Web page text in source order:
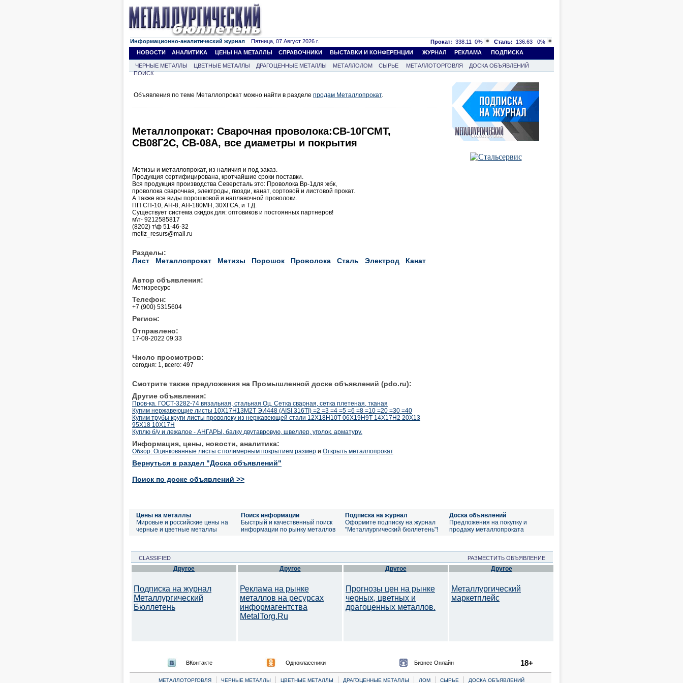
Информационно-аналитический журнал Пятница, 07 Август 2026 г. Прокат: 338.11 0% Сталь: 136.63
0%
НОВОСТИ
АНАЛИТИКА ЦЕНЫ НА МЕТАЛЛЫ СПРАВОЧНИКИ ВЫСТАВКИ И КОНФЕРЕНЦИИ ЖУРНАЛ РЕКЛАМА ПОДПИСКА
ЧЕРНЫЕ МЕТАЛЛЫ ЦВЕТНЫЕ МЕТАЛЛЫ ДРАГОЦЕННЫЕ МЕТАЛЛЫ МЕТАЛЛОЛОМ СЫРЬЕ МЕТАЛЛОТОРГОВЛЯ
ДОСКА ОБЪЯВЛЕНИЙ
ПОИСК
Объявления по теме Металлопрокат можно найти в разделе продам Металлопрокат.
Металлопрокат: Cварочная проволока:СВ-10ГСМТ,
СВ08Г2С, СВ-08А, все диаметры и покрытия
Метизы и металлопрокат, из наличия и под заказ.
Продукция сертифицирована, кротчайшие сроки поставки.
Вся продукция производства Северсталь это: Проволока Вр-1для жбк,
проволока сварочная, электроды, гвозди, канат, сортовой и листовой прокат.
А также все виды порошковой и наплавочной проволоки.
ПП СП-10, АН-8, АН-180МН, 30ХГСА, и Т.Д.
Существует система скидок для: оптовиков и постоянных партнеров!
м\т- 9212585817
(8202) т\ф 51-46-32
metiz_resurs@mail.ru
Разделы:
Лист
Металлопрокат Метизы Порошок Проволока Сталь Электрод Канат
Автор объявления:
Метизресурс
Телефон:
+7 (900) 5315604
Регион:
Отправлено:
17-08-2022 09:33
Число просмотров:
сегодня: 1, всего: 497
Смотрите также предложения на Промышленной доске объявлений (pdo.ru):
Другие объявления:
Пров-ка. ГОСТ-3282-74 вязальная, стальная Оц. Сетка сварная, сетка плетеная, тканая
Купим нержавеющие листы 10Х17Н13М2Т ЭИ448 (AISI 316TI) =2 =3 =4 =5 =6 =8 =10 =20 =30 =40
Купим трубы круги листы проволоку из нержавеющей стали 12Х18Н10Т 06Х19Н9Т 14Х17Н2 20Х13
95Х18 10Х17Н
Куплю б/у и лежалое - АНГАРЫ, балку двутавровую, швеллер, уголок, арматуру.
Информация, цены, новости, аналитика:
Обзор: Оцинкованные листы с полимерным покрытием размер и Открыть металлопрокат
Вернуться в раздел "Доска объявлений"
Поиск по доске объявлений >>
Цены на металлы
Мировые и российские цены на
черные и цветные металлы
Поиск информации
Быстрый и качественный поиск
информации по рынку металлов
Подписка на журнал
Оформите подписку на журнал
"Металлургический бюллетень"!
Доска объявлений
Предложения на покупку и
продажу металлопроката
CLASSIFIED РАЗМЕСТИТЬ ОБЪЯВЛЕНИЕ
Другое
Подписка на журнал
Металлургический
Бюллетень
Другое
Реклама на рынке
металлов на ресурсах
информагентства
MetalTorg.Ru
Другое
Прогнозы цен на рынке
черных, цветных и
драгоценных металлов.
Другое
Металлургический
маркетплейс
ВКонтакте Одноклассники Бизнес Онлайн 18+
МЕТАЛЛОТОРГОВЛЯ | ЧЕРНЫЕ МЕТАЛЛЫ | ЦВЕТНЫЕ МЕТАЛЛЫ | ДРАГОЦЕННЫЕ МЕТАЛЛЫ | ЛОМ | CЫРЬЕ | ДОСКА ОБЪЯВЛЕНИЙ